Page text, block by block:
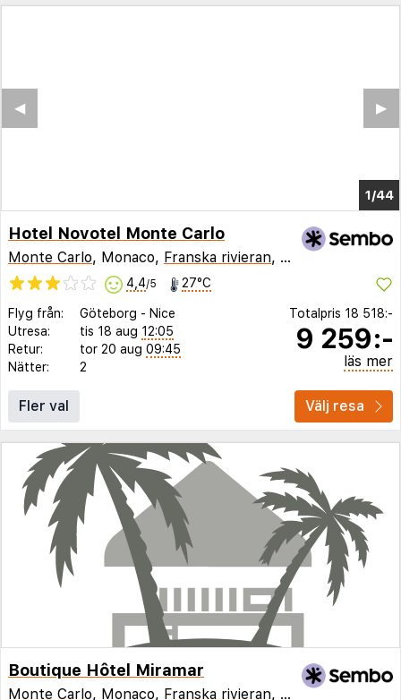
1/39
▶︎
◀︎
Hotel Novotel Monte Carlo
Monte Carlo, Monaco, Franska rivieran, Frankrike
4,4/5 27°C
Flyg från: Göteborg - Nice
Utresa:
tis 18 aug 12:05
Retur:
tor 20 aug 09:45
Nätter:
2
Totalpris 18 518:-
9 259:-
läs mer
Fler val Välj resa
Boutique Hôtel Miramar
Monte Carlo, Monaco, Franska rivieran, Frankrike